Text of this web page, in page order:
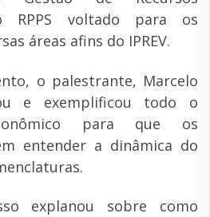
RPPS voltado para os
áreas afins do IPREV.
o palestrante, Marcelo
e exemplificou todo o
para que os
entender a dinâmica do
explanou sobre como